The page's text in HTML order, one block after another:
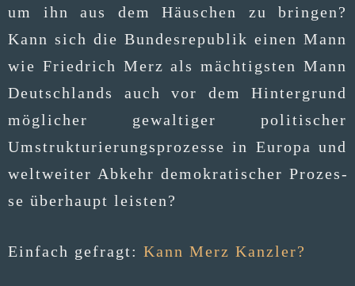
um ihn aus dem Häus­chen zu brin­gen?
Kann sich die Bun­des­re­pu­blik einen Mann
wie Fried­rich Merz als mäch­tigs­ten Mann
Deutsch­lands auch vor dem Hin­ter­grund
mög­li­cher gewal­ti­ger poli­ti­scher
Umstruk­tu­rie­rungs­pro­zes­se in Euro­pa und
welt­wei­ter Abkehr demo­kra­ti­scher Pro­zes­
se über­haupt leisten?
Ein­fach gefragt: Kann Merz Kanzler?